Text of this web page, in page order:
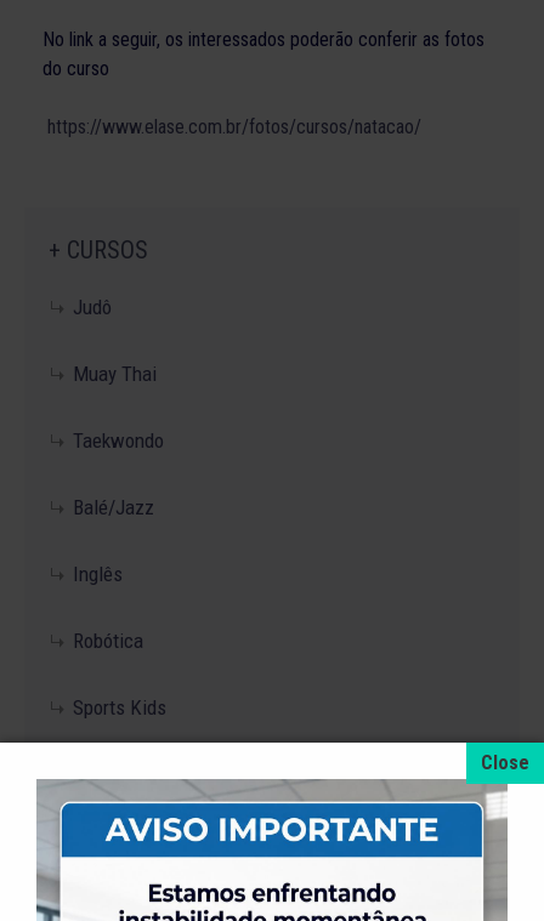
No link a seguir, os interessados poderão conferir as fotos
do curso
https://www.elase.com.br/fotos/cursos/natacao/
+ CURSOS
Judô
Muay Thai
Taekwondo
Balé/Jazz
Inglês
Robótica
Sports Kids
Iniciação ao treinamento de futsal
Vôlei Master
Vôlei Escolinha